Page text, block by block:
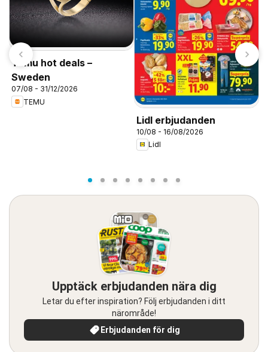
Temu hot deals –
Sweden
07/08 - 31/12/2026
TEMU
Lidl erbjudanden
10/08 - 16/08/2026
Lidl
Upptäck erbjudanden nära dig
Letar du efter inspiration? Följ erbjudanden i ditt
närområde!
Erbjudanden för dig